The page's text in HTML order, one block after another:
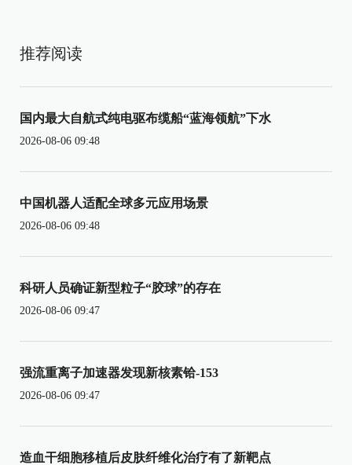
推荐阅读
国内最大自航式纯电驱布缆船“蓝海领航”下水
2026-08-06 09:48
中国机器人适配全球多元应用场景
2026-08-06 09:48
科研人员确证新型粒子“胶球”的存在
2026-08-06 09:47
强流重离子加速器发现新核素铪-153
2026-08-06 09:47
造血干细胞移植后皮肤纤维化治疗有了新靶点